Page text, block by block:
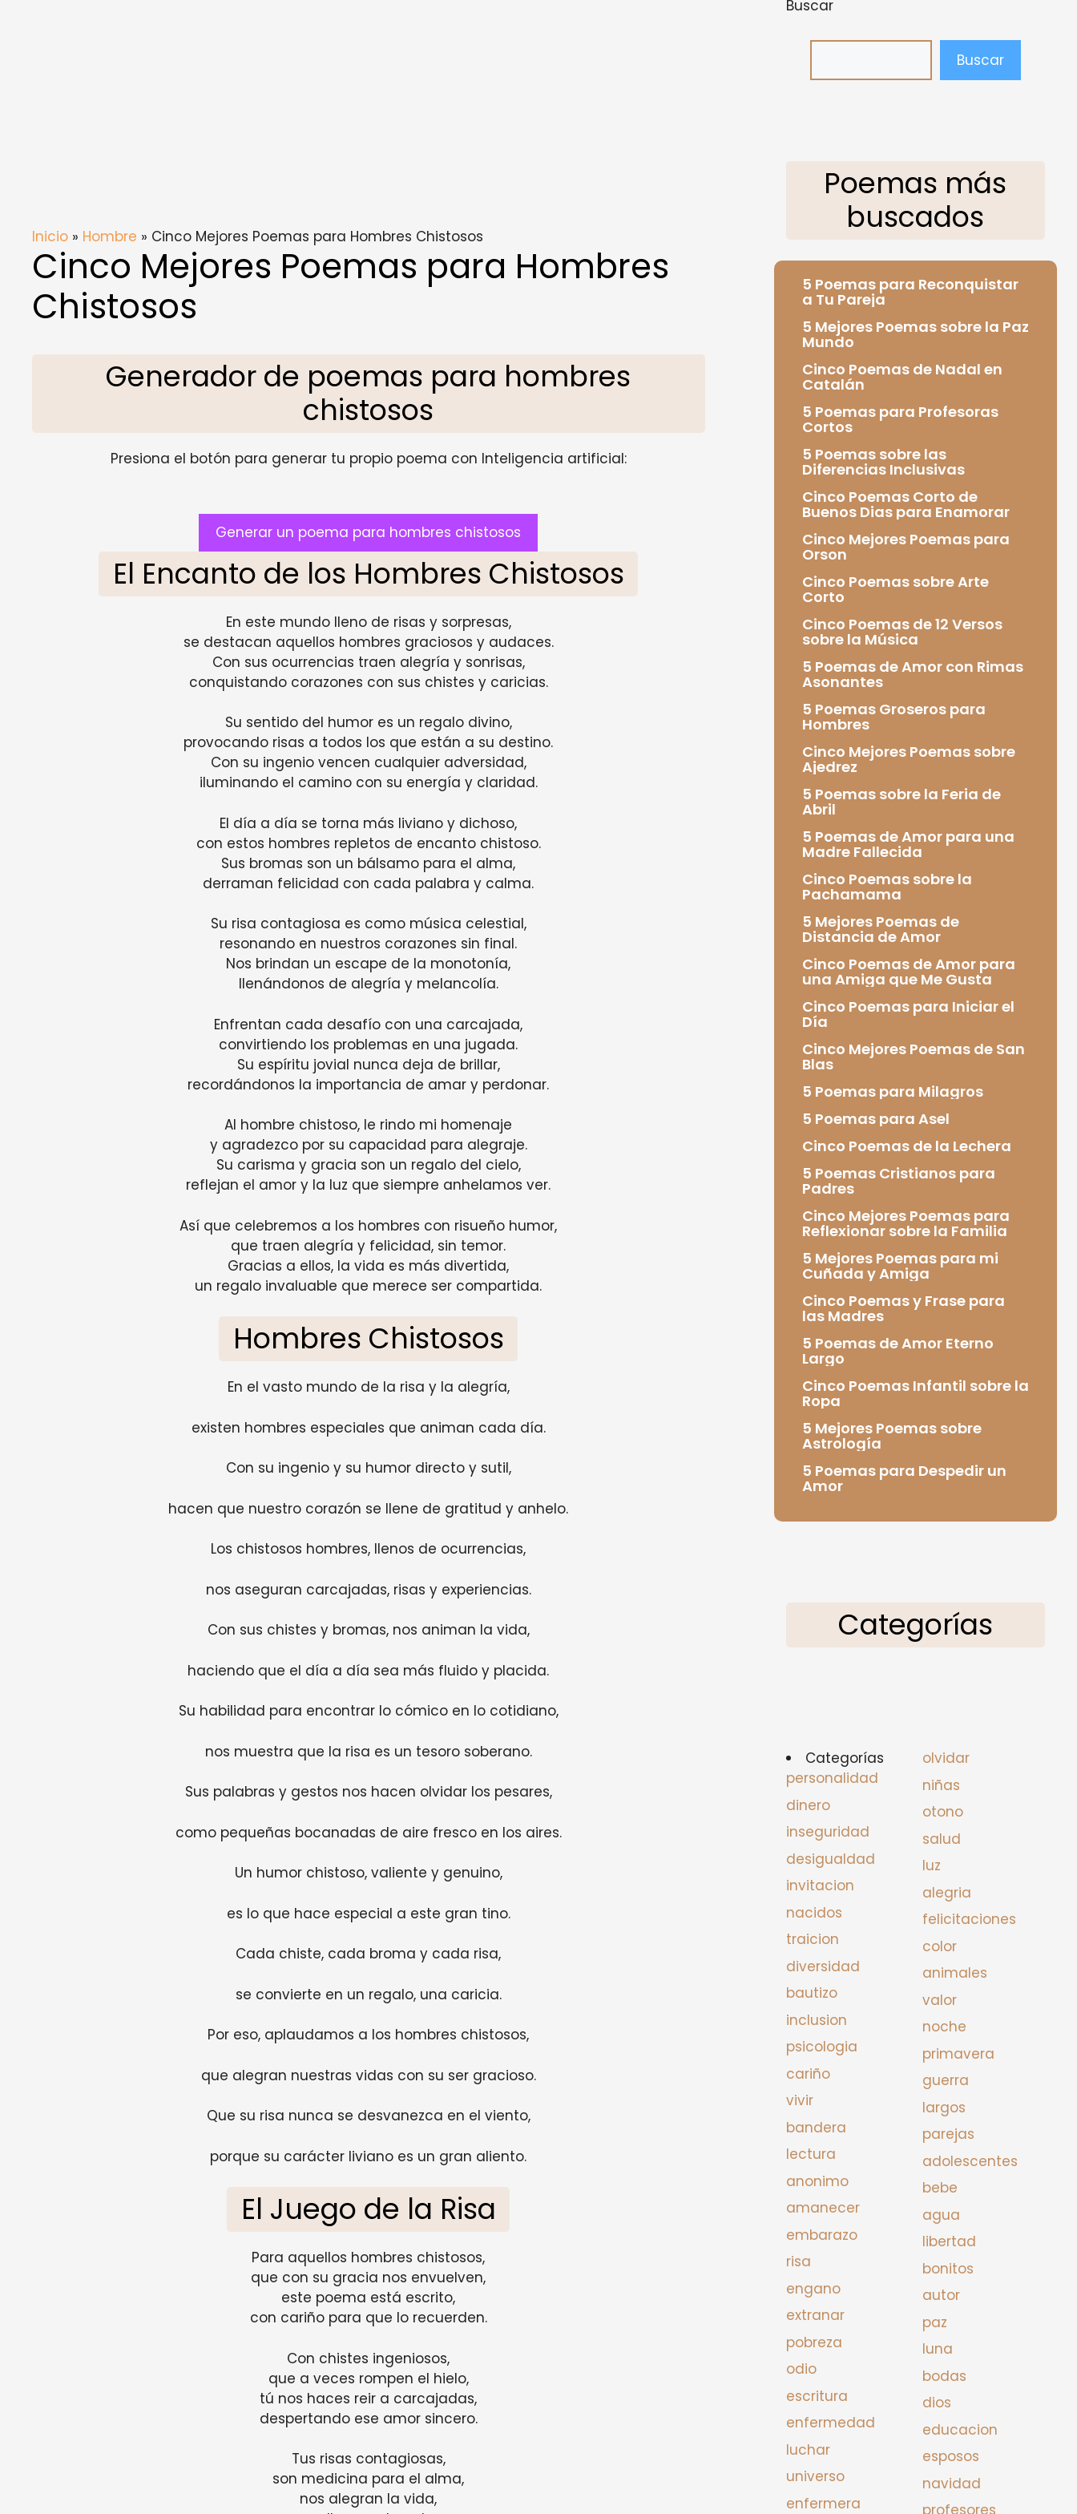
Inicio » Hombre » Cinco Mejores Poemas para Hombres Chistosos
Cinco Mejores Poemas para Hombres
Chistosos
Generador de poemas para hombres
chistosos
Presiona el botón para generar tu propio poema con Inteligencia artificial:
Generar un poema para hombres chistosos
El Encanto de los Hombres Chistosos
En este mundo lleno de risas y sorpresas,
se destacan aquellos hombres graciosos y audaces.
Con sus ocurrencias traen alegría y sonrisas,
conquistando corazones con sus chistes y caricias.
Su sentido del humor es un regalo divino,
provocando risas a todos los que están a su destino.
Con su ingenio vencen cualquier adversidad,
iluminando el camino con su energía y claridad.
El día a día se torna más liviano y dichoso,
con estos hombres repletos de encanto chistoso.
Sus bromas son un bálsamo para el alma,
derraman felicidad con cada palabra y calma.
Su risa contagiosa es como música celestial,
resonando en nuestros corazones sin final.
Nos brindan un escape de la monotonía,
llenándonos de alegría y melancolía.
Enfrentan cada desafío con una carcajada,
convirtiendo los problemas en una jugada.
Su espíritu jovial nunca deja de brillar,
recordándonos la importancia de amar y perdonar.
Al hombre chistoso, le rindo mi homenaje
y agradezco por su capacidad para alegraje.
Su carisma y gracia son un regalo del cielo,
reflejan el amor y la luz que siempre anhelamos ver.
Así que celebremos a los hombres con risueño humor,
que traen alegría y felicidad, sin temor.
Gracias a ellos, la vida es más divertida,
un regalo invaluable que merece ser compartida.
Hombres Chistosos
En el vasto mundo de la risa y la alegría,
existen hombres especiales que animan cada día.
Con su ingenio y su humor directo y sutil,
hacen que nuestro corazón se llene de gratitud y anhelo.
Los chistosos hombres, llenos de ocurrencias,
nos aseguran carcajadas, risas y experiencias.
Con sus chistes y bromas, nos animan la vida,
haciendo que el día a día sea más fluido y placida.
Su habilidad para encontrar lo cómico en lo cotidiano,
nos muestra que la risa es un tesoro soberano.
Sus palabras y gestos nos hacen olvidar los pesares,
como pequeñas bocanadas de aire fresco en los aires.
Un humor chistoso, valiente y genuino,
es lo que hace especial a este gran tino.
Cada chiste, cada broma y cada risa,
se convierte en un regalo, una caricia.
Por eso, aplaudamos a los hombres chistosos,
que alegran nuestras vidas con su ser gracioso.
Que su risa nunca se desvanezca en el viento,
porque su carácter liviano es un gran aliento.
El Juego de la Risa
Para aquellos hombres chistosos,
que con su gracia nos envuelven,
este poema está escrito,
con cariño para que lo recuerden.
Con chistes ingeniosos,
que a veces rompen el hielo,
tú nos haces reir a carcajadas,
despertando ese amor sincero.
Tus risas contagiosas,
son medicina para el alma,
nos alegran la vida,
Buscar
Buscar
Poemas más
buscados
5 Poemas para Reconquistar
a Tu Pareja
5 Mejores Poemas sobre la Paz
Mundo
Cinco Poemas de Nadal en
Catalán
5 Poemas para Profesoras
Cortos
5 Poemas sobre las
Diferencias Inclusivas
Cinco Poemas Corto de
Buenos Dias para Enamorar
Cinco Mejores Poemas para
Orson
Cinco Poemas sobre Arte
Corto
Cinco Poemas de 12 Versos
sobre la Música
5 Poemas de Amor con Rimas
Asonantes
5 Poemas Groseros para
Hombres
Cinco Mejores Poemas sobre
Ajedrez
5 Poemas sobre la Feria de
Abril
5 Poemas de Amor para una
Madre Fallecida
Cinco Poemas sobre la
Pachamama
5 Mejores Poemas de
Distancia de Amor
Cinco Poemas de Amor para
una Amiga que Me Gusta
Cinco Poemas para Iniciar el
Día
Cinco Mejores Poemas de San
Blas
5 Poemas para Milagros
5 Poemas para Asel
Cinco Poemas de la Lechera
5 Poemas Cristianos para
Padres
Cinco Mejores Poemas para
Reflexionar sobre la Familia
5 Mejores Poemas para mi
Cuñada y Amiga
Cinco Poemas y Frase para
las Madres
5 Poemas de Amor Eterno
Largo
Cinco Poemas Infantil sobre la
Ropa
5 Mejores Poemas sobre
Astrología
5 Poemas para Despedir un
Amor
Categorías
Categorías
personalidad
dinero
inseguridad
desigualdad
invitacion
nacidos
traicion
diversidad
bautizo
inclusion
psicologia
cariño
vivir
bandera
lectura
anonimo
amanecer
embarazo
risa
engano
extranar
pobreza
odio
escritura
enfermedad
luchar
universo
enfermera
olvidar
niñas
otono
salud
luz
alegria
felicitaciones
color
animales
valor
noche
primavera
guerra
largos
parejas
adolescentes
bebe
agua
libertad
bonitos
autor
paz
luna
bodas
dios
educacion
esposos
navidad
profesores